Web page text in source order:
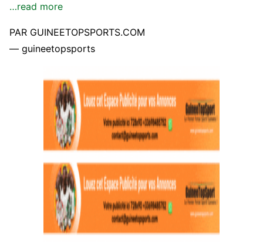
…read more
PAR GUINEETOPSPORTS.COM
— guineetopsports